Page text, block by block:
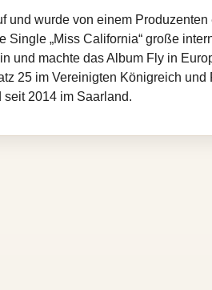
wurde von einem
„Miss California“ große
und machte das Album Fly in
25 im Vereinigten Königreich
2014 im Saarland.